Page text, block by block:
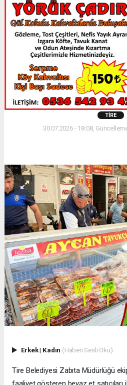
TIRE
30.07.2026 - 18:08,
Erkek| Kadın (Haberi Sesli Oku)
Tire Belediyesi Zabıta Müdürlüğü